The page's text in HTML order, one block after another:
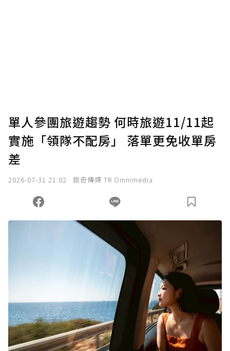
單人參團旅遊趨勢 何時旅遊11/11起
實施「領隊不配房」 落單更免收單房
差
2026-07-31 21:02 旅奇傳媒 TR Omnimedia